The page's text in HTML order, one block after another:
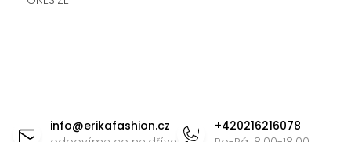
a
info@erikafashion.cz
+420216216078